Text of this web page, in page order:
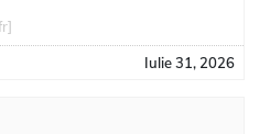
Iulie 31, 2026